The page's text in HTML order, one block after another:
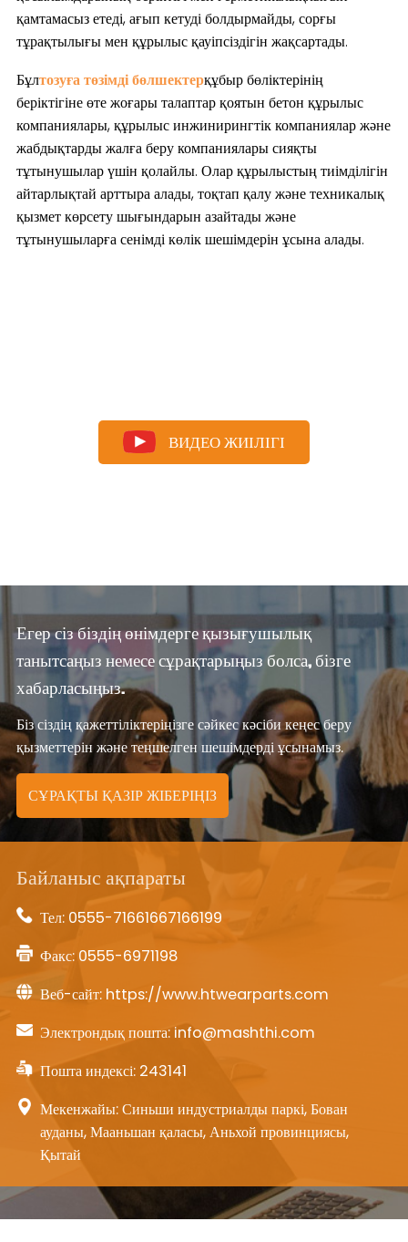
қамтамасыз етеді, ағып кетуді болдырмайды, сорғы
тұрақтылығы мен құрылыс қауіпсіздігін жақсартады.
Бұлтозуға төзімді бөлшектерқұбыр бөліктерінің
беріктігіне өте жоғары талаптар қоятын бетон құрылыс
компаниялары, құрылыс инжинирингтік компаниялар және
жабдықтарды жалға беру компаниялары сияқты
тұтынушылар үшін қолайлы. Олар құрылыстың тиімділігін
айтарлықтай арттыра алады, тоқтап қалу және техникалық
қызмет көрсету шығындарын азайтады және
тұтынушыларға сенімді көлік шешімдерін ұсына алады.
ВИДЕО ЖИІЛІГІ
Егер сіз біздің өнімдерге қызығушылық
танытсаңыз немесе сұрақтарыңыз болса, бізге
хабарласыңыз.
Біз сіздің қажеттіліктеріңізге сәйкес кәсіби кеңес беру
қызметтерін және теңшелген шешімдерді ұсынамыз.
СҰРАҚТЫ ҚАЗІР ЖІБЕРІҢІЗ
Байланыс ақпараты
Тел: 0555-71661667166199
Факс: 0555-6971198
Веб-сайт: https://www.htwearparts.com
Электрондық пошта: info@mashthi.com
Пошта индексі: 243141
Мекенжайы: Синьши индустриалды паркі, Бован
ауданы, Мааньшан қаласы, Аньхой провинциясы,
Қытай